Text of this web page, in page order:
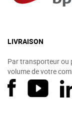
LIVRAISON
Par transporteur ou
volume de votre